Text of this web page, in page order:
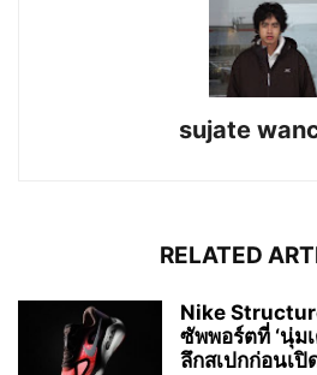
sujate
RELATED
Nike
ซัพพอร์ตที่ ‘นุ่ม
ลึกสเปกก่อนเ